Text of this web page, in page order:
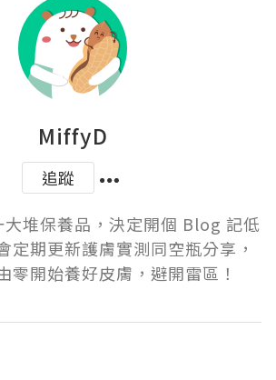
MiffyD
追蹤
堆保養品，決定開個 Blog 記低
定期更新護膚實測同空瓶分享，
零開始養好皮膚，避開雷區！